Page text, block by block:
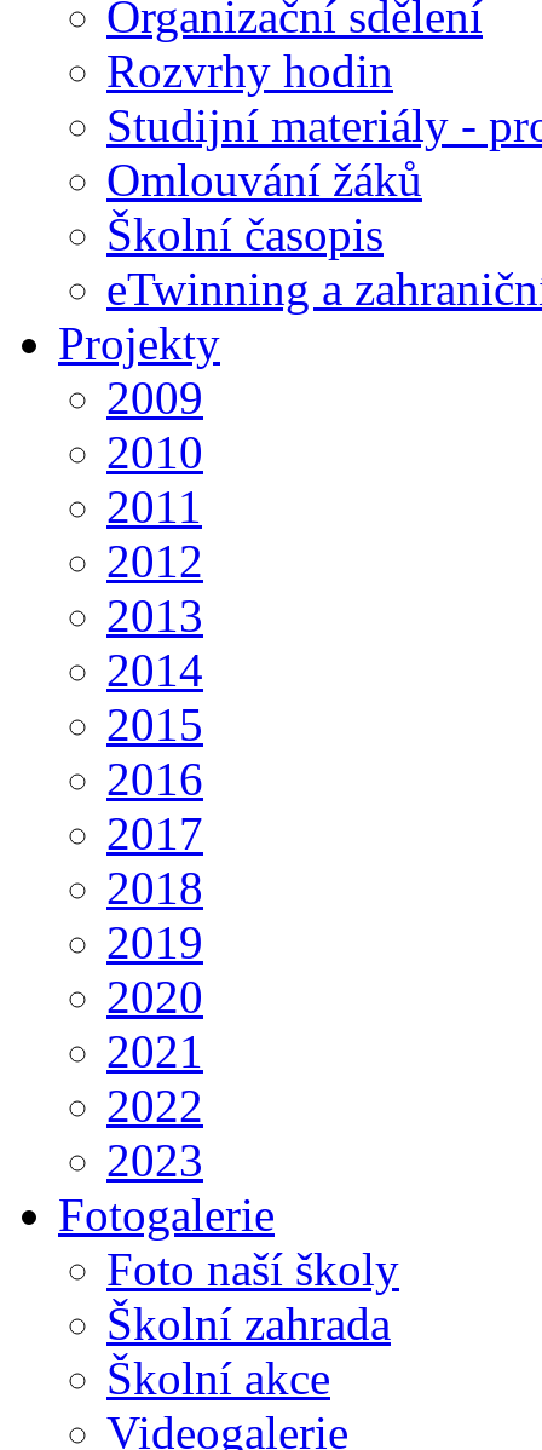
Organizační sdělení
Rozvrhy hodin
Studijní materiály -
Omlouvání žáků
Školní časopis
eTwinning a
Projekty
2009
2010
2011
2012
2013
2014
2015
2016
2017
2018
2019
2020
2021
2022
2023
Fotogalerie
Foto naší školy
Školní zahrada
Školní akce
Videogalerie